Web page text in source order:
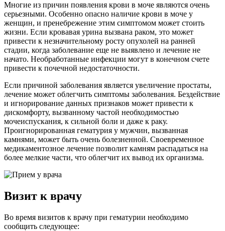
Многие из причин появления крови в моче являются очень
серьезными. Особенно опасно наличие крови в моче у
женщин, и пренебрежение этим симптомом может стоить
жизни. Если кровавая урина вызвана раком, это может
привести к незначительному росту опухолей на ранней
стадии, когда заболевание еще не выявлено и лечение не
начато. Необработанные инфекции могут в конечном счете
привести к почечной недостаточности.
Если причиной заболевания является увеличение простаты,
лечение может облегчить симптомы заболевания. Бездействие
и игнорирование данных признаков может привести к
дискомфорту, вызванному частой необходимостью
мочеиспускания, к сильной боли и даже к раку.
Проигнорированная гематурия у мужчин, вызванная
камнями, может быть очень болезненной. Своевременное
медикаментозное лечение позволит камням распадаться на
более мелкие части, что облегчит их вывод их организма.
Визит к врачу
Во время визитов к врачу при гематурии необходимо
сообщить следующее: